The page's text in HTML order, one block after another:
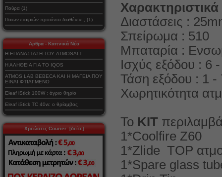
Πούρα (1)
Ποιων εταιριών προϊόντα διαθέτετε ; (1)
Αρθρα - Καπνικά Νέα
Η ΕΠΑΝΑΣΤΑΣΗ ΤΟΥ ATMOSALT
Η ΑΛΗΘΕΙΑ ΓΙΑ ΤΟ IQOS
ATMOS LAB BEBECA ΚΑΙ Η ΜΑΓΕΙΑ ΠΟΥ
ΕΙΝΑΙ ΦΤΙΑΓΜΕΝΟ
Eleaf iStick 100W : άγριο θηρίο
Eleaf iStick TC 40w: ο θρίαμβος
Χρεώσεις Courier [δείτε]
Χαρακτηριστικά
Διαστάσεις :
Σπείρωμα : 510
Mπαταρία :
Ισχύς εξόδου : 6
Τάση εξόδου : 1 -
Χωρητικότητα
Το ΚΙΤ
1*Coolfire Z60
1*Zlide TOP
1*Spare glass